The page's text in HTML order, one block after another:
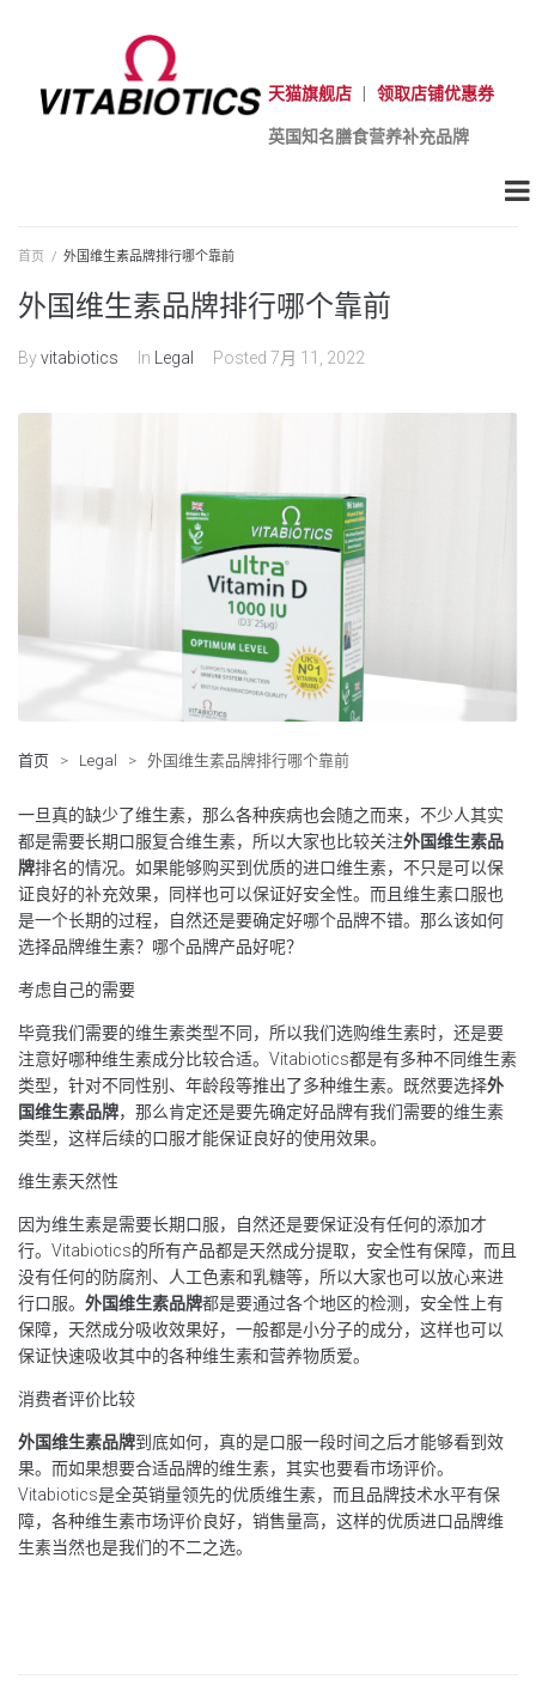
天猫旗舰店 领取店铺优惠券
英国知名膳食营养补充品牌
首页 / 外国维生素品牌排行哪个靠前
外国维生素品牌排行哪个靠前
Byvitabiotics In Legal Posted 7月 11, 2022
首页 > Legal > 外国维生素品牌排行哪个靠前
一旦真的缺少了维生素，那么各种疾病也会随之而来，不少人其实
都是需要长期口服复合维生素，所以大家也比较关注外国维生素品
牌排名的情况。如果能够购买到优质的进口维生素，不只是可以保
证良好的补充效果，同样也可以保证好安全性。而且维生素口服也
是一个长期的过程，自然还是要确定好哪个品牌不错。那么该如何
选择品牌维生素？哪个品牌产品好呢？
考虑自己的需要
毕竟我们需要的维生素类型不同，所以我们选购维生素时，还是要
注意好哪种维生素成分比较合适。Vitabiotics都是有多种不同维生素
类型，针对不同性别、年龄段等推出了多种维生素。既然要选择外
国维生素品牌，那么肯定还是要先确定好品牌有我们需要的维生素
类型，这样后续的口服才能保证良好的使用效果。
维生素天然性
因为维生素是需要长期口服，自然还是要保证没有任何的添加才
行。Vitabiotics的所有产品都是天然成分提取，安全性有保障，而且
没有任何的防腐剂、人工色素和乳糖等，所以大家也可以放心来进
行口服。 外国维生素品牌都是要通过各个地区的检测，安全性上有
保障，天然成分吸收效果好，一般都是小分子的成分，这样也可以
保证快速吸收其中的各种维生素和营养物质爱。
消费者评价比较
外国维生素品牌到底如何，真的是口服一段时间之后才能够看到效
果。而如果想要合适品牌的维生素，其实也要看市场评价。
Vitabiotics是全英销量领先的优质维生素，而且品牌技术水平有保
障，各种维生素市场评价良好，销售量高，这样的优质进口品牌维
生素当然也是我们的不二之选。